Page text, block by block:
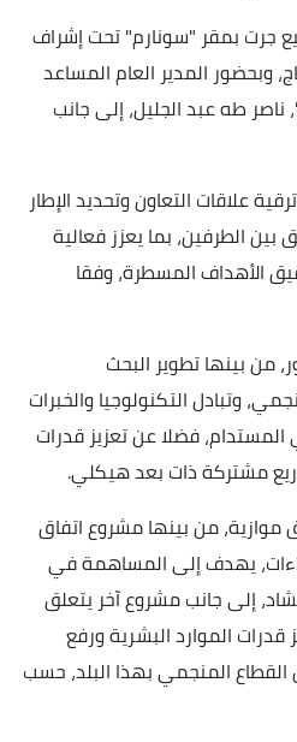
جرت بمقر "سونارم" تحت إشراف
وبحضور المدير العام المساعد
طه عبد الجليل، إلى جانب
علاقات التعاون وتحديد الإطار
الطرفين، بما يعزز فعالية
الأهداف المسطرة، وفقا
من بينها تطوير البحث
وتبادل التكنولوجيا والخبرات
فضلا عن تعزيز قدرات
مشتركة ذات بعد هيكلي.
موازية، من بينها مشروع اتفاق
يهدف إلى المساهمة في
إلى جانب مشروع آخر يتعلق
الموارد البشرية ورفع
المنجمي بهذا البلد، حسب